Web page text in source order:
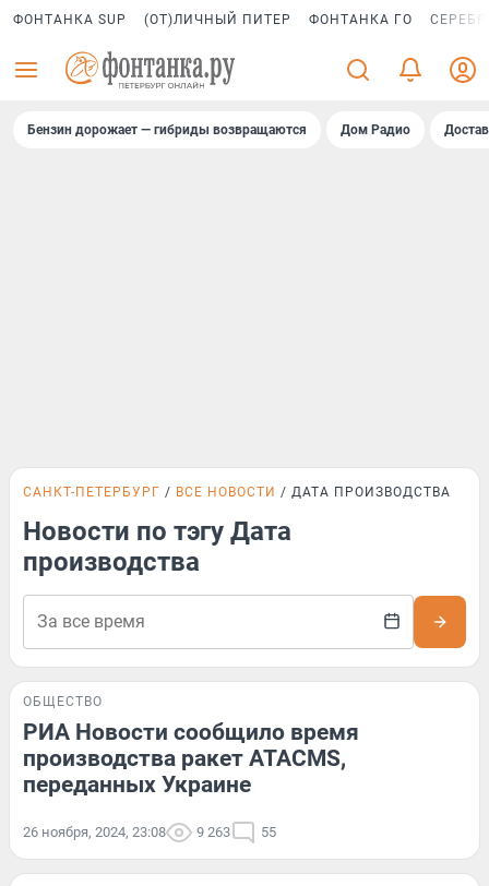
ФОНТАНКА SUP (ОТ)ЛИЧНЫЙ ПИТЕР ФОНТАНКА ГО
Бензин дорожает — гибриды возвращаются Дом Радио
САНКТ-ПЕТЕРБУРГ ВСЕ НОВОСТИ ДАТА ПРОИЗВОДСТВА
Новости по тэгу Дата
производства
ОБЩЕСТВО
РИА Новости сообщило время
производства ракет ATACMS,
переданных Украине
26 ноября, 2024, 23:08 9 263 55